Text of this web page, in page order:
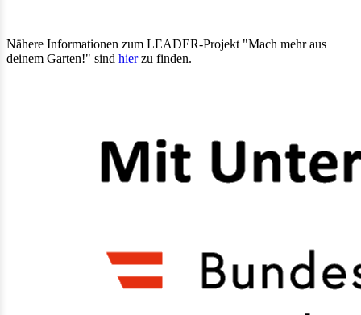
Nähere Informationen zum LEADER-Projekt "Mach mehr aus
deinem Garten!" sind hierzu finden.